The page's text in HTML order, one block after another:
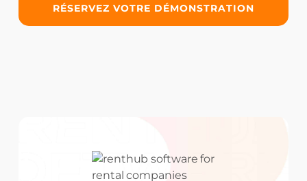
RÉSERVEZ VOTRE DÉMONSTRATION